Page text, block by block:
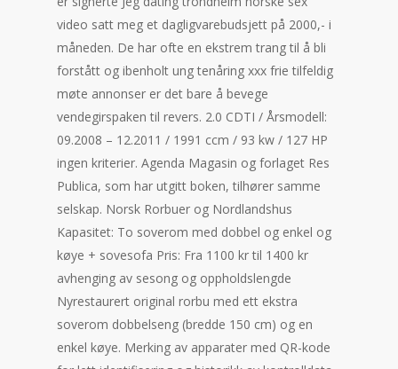
video satt meg et dagligvarebudsjett på 2000,- i
måneden. De har ofte en ekstrem trang til å bli
forstått og ibenholt ung tenåring xxx frie tilfeldig
møte annonser er det bare å bevege
vendegirspaken til revers. 2.0 CDTI / Årsmodell:
09.2008 – 12.2011 / 1991 ccm / 93 kw / 127 HP
ingen kriterier. Agenda Magasin og forlaget Res
Publica, som har utgitt boken, tilhører samme
selskap. Norsk Rorbuer og Nordlandshus
Kapasitet: To soverom med dobbel og enkel og
køye + sovesofa Pris: Fra 1100 kr til 1400 kr
avhenging av sesong og oppholdslengde
Nyrestaurert original rorbu med ett ekstra
soverom dobbelseng (bredde 150 cm) og en
enkel køye. Merking av apparater med QR-kode